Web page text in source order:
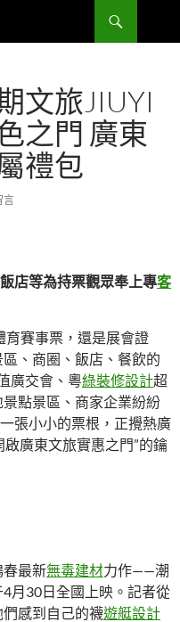
文旅JIUYI
之門 廣東
禮包
言
店等為持票觀眾奉上專客
育賽事票，還是展會證
、商圈、飯店、餐飲的
廣交會、粵綠裝修設計超
點景區、商家企業紛紛
張小小的票根，正攪熱廣
啟廣東文旅實惠之門”的鑰
春最新無毒建材力作——潮
月30日全國上映。記者從
感到自己的襪遊艇設計